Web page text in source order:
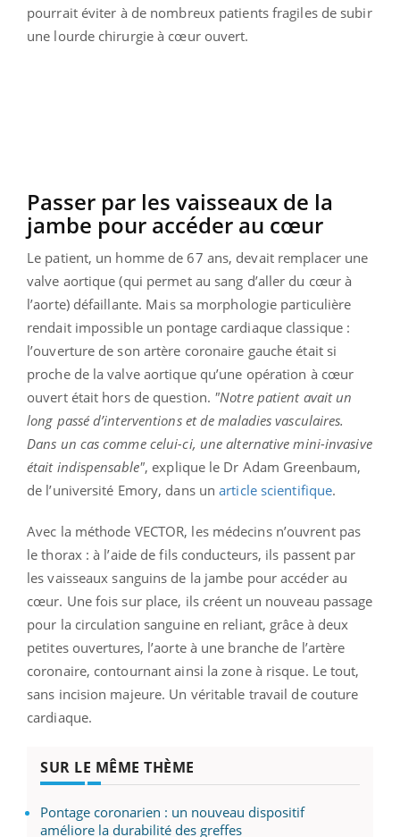
pourrait éviter à de nombreux patients fragiles de subir
une lourde chirurgie à cœur ouvert.
Passer par les vaisseaux de la
jambe pour accéder au cœur
Le patient, un homme de 67 ans, devait remplacer une
valve aortique (qui permet au sang d’aller du cœur à
l’aorte) défaillante. Mais sa morphologie particulière
rendait impossible un pontage cardiaque classique :
l’ouverture de son artère coronaire gauche était si
proche de la valve aortique qu’une opération à cœur
ouvert était hors de question. "Notre patient avait un
long passé d’interventions et de maladies vasculaires.
Dans un cas comme celui-ci, une alternative mini-invasive
était indispensable", explique le Dr Adam Greenbaum,
de l’université Emory, dans unarticle scientifique.
Avec la méthode VECTOR, les médecins n’ouvrent pas
le thorax : à l’aide de fils conducteurs, ils passent par
les vaisseaux sanguins de la jambe pour accéder au
cœur. Une fois sur place, ils créent un nouveau passage
pour la circulation sanguine en reliant, grâce à deux
petites ouvertures, l’aorte à une branche de l’artère
coronaire, contournant ainsi la zone à risque. Le tout,
sans incision majeure. Un véritable travail de couture
cardiaque.
SUR LE MÊME THÈME
Pontage coronarien : un nouveau dispositif
améliore la durabilité des greffes